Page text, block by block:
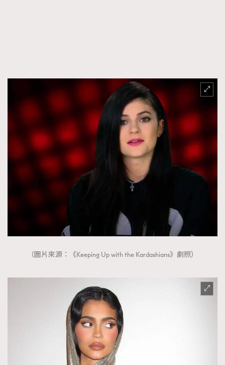
（圖片來源：《Keeping Up with the Kardashians》劇照）